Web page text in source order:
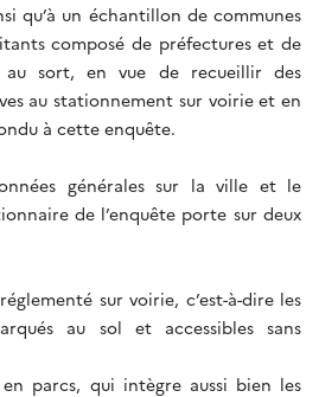
qu’à un échantillon de communes
composé de préfectures et de
au sort, en vue de recueillir des
au stationnement sur voirie et en
à cette enquête.
générales sur la ville et le
de l’enquête porte sur deux
sur voirie, c’est-à-dire les
au sol et accessibles sans
parcs, qui intègre aussi bien les